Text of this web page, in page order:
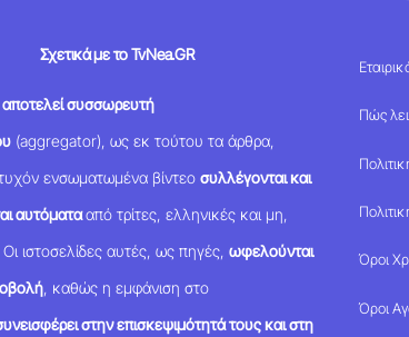
Σχετικά με το TvNea.GR
αποτελεί συσσωρευτή
(aggregator), ως εκ τούτου τα άρθρα,
τυχόν ενσωματωμένα βίντεοσυλλέγονται και
αυτόματααπό τρίτες, ελληνικές και μη,
Οι ιστοσελίδες αυτές, ως πηγές,ωφελούνται
, καθώς η εμφάνιση στο
στην επισκεψιμότητά τους και στη
Πώς
Όροι
Όροι